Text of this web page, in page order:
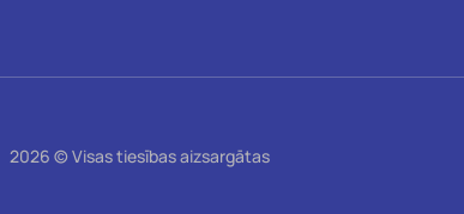
2026 © Visas tiesības aizsargātas